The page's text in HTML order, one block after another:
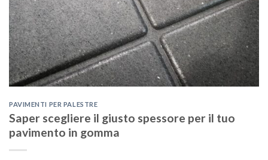
PAVIMENTI PER PALESTRE
Saper scegliere il giusto spessore per il tuo
pavimento in gomma